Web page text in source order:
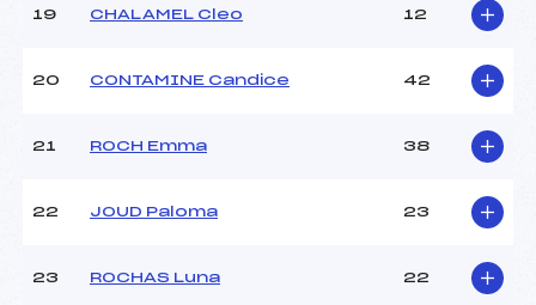
19 CHALAMEL Cleo 12
20 CONTAMINE Candice 42
21 ROCH Emma 38
22 JOUD Paloma 23
23 ROCHAS Luna 22